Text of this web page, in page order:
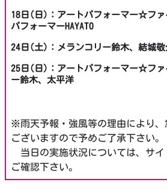
18日(日)：アートパフォーマー☆ファ
パフォーマーHAYATO
24日(土)：メランコリー鈴木、結城敬
25日(日)：アートパフォーマー☆フ
ー鈴木、太平洋
※雨天予報・強風等の理由により、
ございますので予めご了承下さい。
当日の実施状況については、サイ
ご確認下さい。